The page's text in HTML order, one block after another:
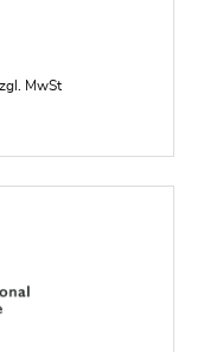
Planung,
LAN-Server
Proxy,
MwSt